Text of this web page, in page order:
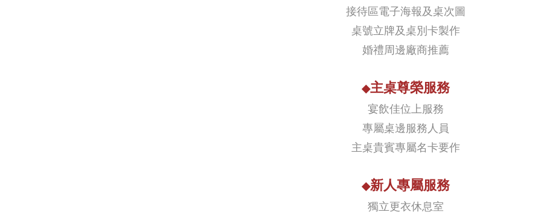
接待區電子海報及桌次圖
桌號立牌及桌別卡製作
婚禮周邊廠商推薦
◆主桌尊榮服務
宴飲佳位上服務
專屬桌邊服務人員
主桌貴賓專屬名卡要作
◆新人專屬服務
獨立更衣休息室